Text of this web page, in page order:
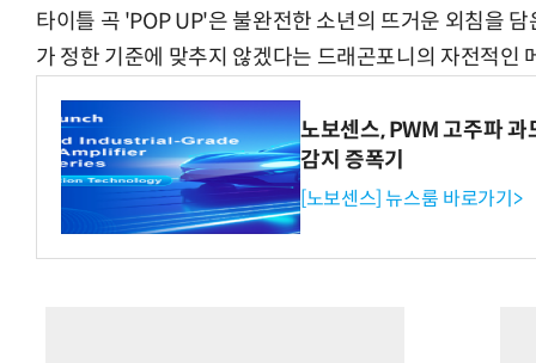
타이틀 곡 'POP UP'은 불완전한 소년의 뜨거운 외침을
가 정한 기준에 맞추지 않겠다는 드래곤포니의 자전적인
노보센스, PWM 고주파
감지 증폭기
[노보센스] 뉴스룸 바로가기>